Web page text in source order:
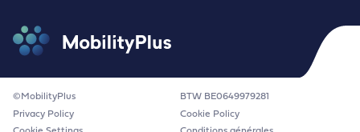
©MobilityPlus
BTW BE0649979281
Privacy Policy
Cookie Policy